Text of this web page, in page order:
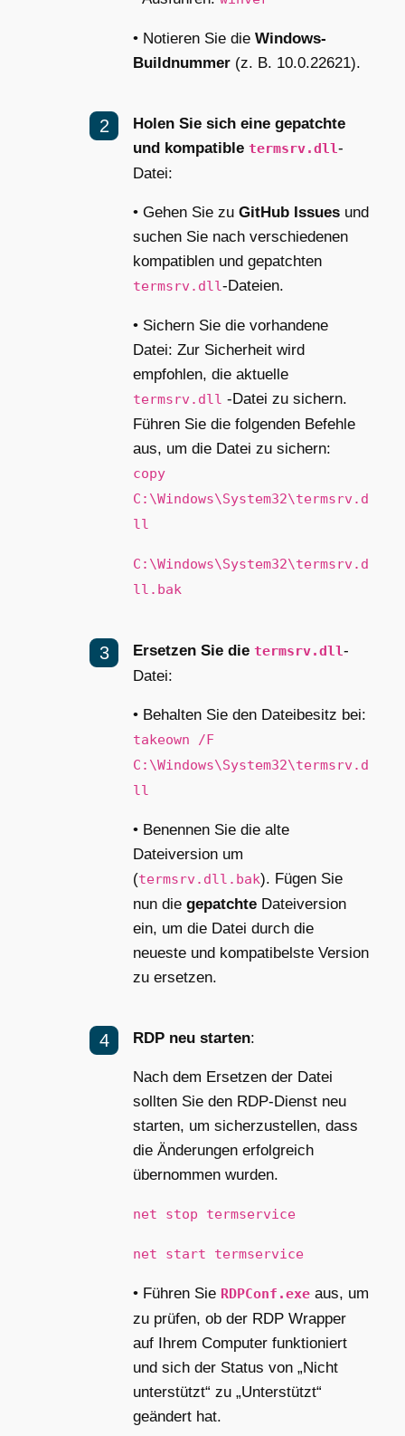
• Notieren Sie die Windows-
Buildnummer (z. B. 10.0.22621).
Holen Sie sich eine gepatchte
und kompatible termsrv.dll-
Datei:
• Gehen Sie zu GitHub Issues und
suchen Sie nach verschiedenen
kompatiblen und gepatchten
termsrv.dll-Dateien.
• Sichern Sie die vorhandene
Datei: Zur Sicherheit wird
empfohlen, die aktuelle
termsrv.dll -Datei zu sichern.
Führen Sie die folgenden Befehle
aus, um die Datei zu sichern:
copy
C:\Windows\System32\termsrv.d
ll
C:\Windows\System32\termsrv.d
ll.bak
Ersetzen Sie die termsrv.dll-
Datei:
• Behalten Sie den Dateibesitz bei:
takeown /F
C:\Windows\System32\termsrv.d
ll
• Benennen Sie die alte
Dateiversion um
(termsrv.dll.bak). Fügen Sie
nun die gepatchte Dateiversion
ein, um die Datei durch die
neueste und kompatibelste Version
zu ersetzen.
RDP neu starten:
Nach dem Ersetzen der Datei
sollten Sie den RDP-Dienst neu
starten, um sicherzustellen, dass
die Änderungen erfolgreich
übernommen wurden.
net stop termservice
net start termservice
• Führen Sie RDPConf.exe aus, um
zu prüfen, ob der RDP Wrapper
auf Ihrem Computer funktioniert
und sich der Status von „Nicht
unterstützt“ zu „Unterstützt“
geändert hat.